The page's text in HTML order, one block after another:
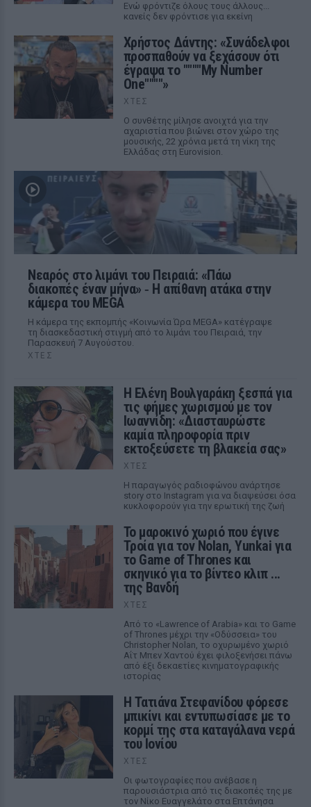
Ενώ φρόντιζε όλους τους άλλους...
κανείς δεν φρόντισε για εκείνη
Χρήστος Δάντης: «Συνάδελφοι
προσπαθούν να ξεχάσουν ότι
έγραψα το """"My Number
One""""»
ΧΤΕΣ
Ο συνθέτης μίλησε ανοιχτά για την
αχαριστία που βιώνει στον χώρο της
μουσικής, 22 χρόνια μετά τη νίκη της
Ελλάδας στη Eurovision.
Νεαρός στο λιμάνι του Πειραιά: «Πάω
διακοπές έναν μήνα» ‑ Η απίθανη ατάκα στην
κάμερα του MEGA
Η κάμερα της εκπομπής «Κοινωνία Ώρα MEGA» κατέγραψε
τη διασκεδαστική στιγμή από το λιμάνι του Πειραιά, την
Παρασκευή 7 Αυγούστου.
ΧΤΕΣ
Η Ελένη Βουλγαράκη ξεσπά για
τις φήμες χωρισμού με τον
Ιωαννίδη: «Διασταυρώστε
καμία πληροφορία πριν
εκτοξεύσετε τη βλακεία σας»
ΧΤΕΣ
Η παραγωγός ραδιοφώνου ανάρτησε
story στο Instagram για να διαψεύσει όσα
κυκλοφορούν για την ερωτική της ζωή
Το μαροκινό χωριό που έγινε
Τροία για τον Nolan, Yunkai για
το Game of Thrones και
σκηνικό για το βίντεο κλιπ ...
της Βανδή
ΧΤΕΣ
Από το «Lawrence of Arabia» και το Game
of Thrones μέχρι την «Οδύσσεια» του
Christopher Nolan, το οχυρωμένο χωριό
Αΐτ Μπεν Χαντού έχει φιλοξενήσει πάνω
από έξι δεκαετίες κινηματογραφικής
ιστορίας
Η Τατιάνα Στεφανίδου φόρεσε
μπικίνι και εντυπωσίασε με το
κορμί της στα καταγάλανα νερά
του Ιονίου
ΧΤΕΣ
Οι φωτογραφίες που ανέβασε η
παρουσιάστρια από τις διακοπές της με
τον Νίκο Ευαγγελάτο στα Επτάνησα